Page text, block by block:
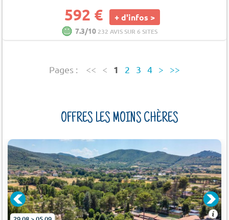
592 € + d'infos >
7.3/10 232 AVIS SUR 6 SITES
Pages : << < 1 2 3 4 > >>
OFFRES LES MOINS CHÈRES